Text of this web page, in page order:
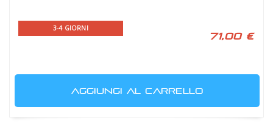
3-4 GIORNI
71,00 €
AGGIUNGI AL CARRELLO